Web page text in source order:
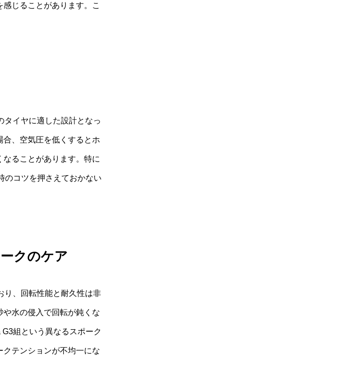
じることがあります。こ
タイヤに適した設計となっ
、空気圧を低くするとホ
ることがあります。特に
のコツを押さえておかない
クのケア
り、回転性能と耐久性は非
水の侵入で回転が鈍くな
組という異なるスポーク
テンションが不均一にな